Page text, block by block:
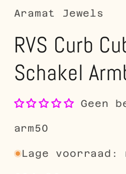
Aramat Jewels
RVS Curb
Schakel
Geen
SKU:
arm50
Lage voorraad: